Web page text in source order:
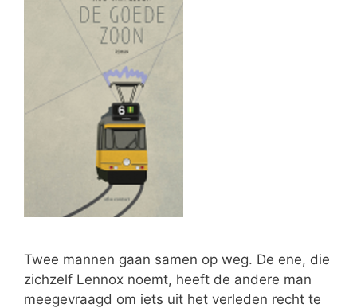
Twee mannen gaan samen op weg. De ene, die
zichzelf Lennox noemt, heeft de andere man
meegevraagd om iets uit het verleden recht te